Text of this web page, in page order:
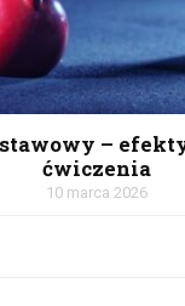
–
ćwiczenia
10 marca 2026